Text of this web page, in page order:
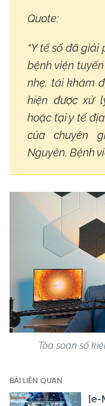
Quote:
“Y tế số đã
bệnh viện
nhẹ, tái khám
hiện được xử
hoặc tại y tế
của chuyên
Nguyên, Bệnh
Tòa soạn số
BÀI LIÊN QUAN
[e-